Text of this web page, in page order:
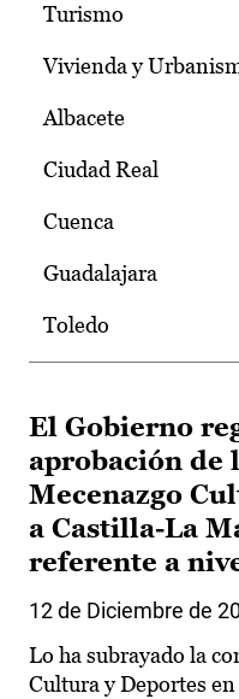
Turismo
Vivienda y
Albacete
Ciudad Real
Cuenca
Guadalajara
Toledo
El Gobierno
aprobación de
Mecenazgo
a Castilla-La
referente a
12 de Diciembre de
Lo ha subrayado la
Cultura y Deportes